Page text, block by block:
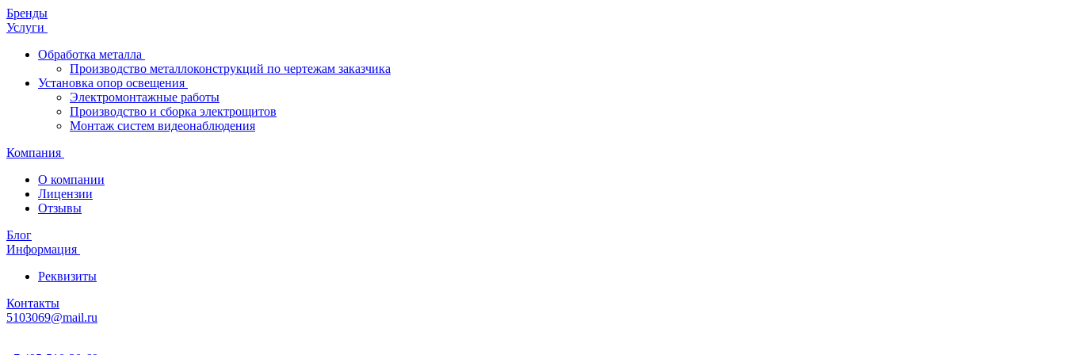
Бренды
Услуги
Обработка металла
Производство металлоконструкций по чертежам заказчика
Установка опор освещения
Электромонтажные работы
Производство и сборка электрощитов
Монтаж систем видеонаблюдения
Компания
О компании
Лицензии
Отзывы
Блог
Информация
Реквизиты
Контакты
5103069@mail.ru